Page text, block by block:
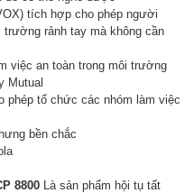
tích hợp cho phép người
trường rảnh tay mà không cần
việc an toàn trong môi trường
Mutual
phép tổ chức các nhóm làm việc
bền chắc
8800 Là sản phẩm hội tụ tất